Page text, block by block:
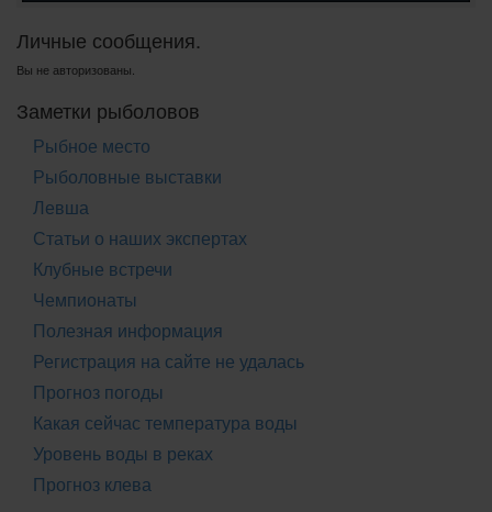
Личные сообщения.
Вы не авторизованы.
Заметки рыболовов
Рыбное место
Рыболовные выставки
Левша
Статьи о наших экспертах
Клубные встречи
Чемпионаты
Полезная информация
Регистрация на сайте не удалась
Прогноз погоды
Какая сейчас температура воды
Уровень воды в реках
Прогноз клева